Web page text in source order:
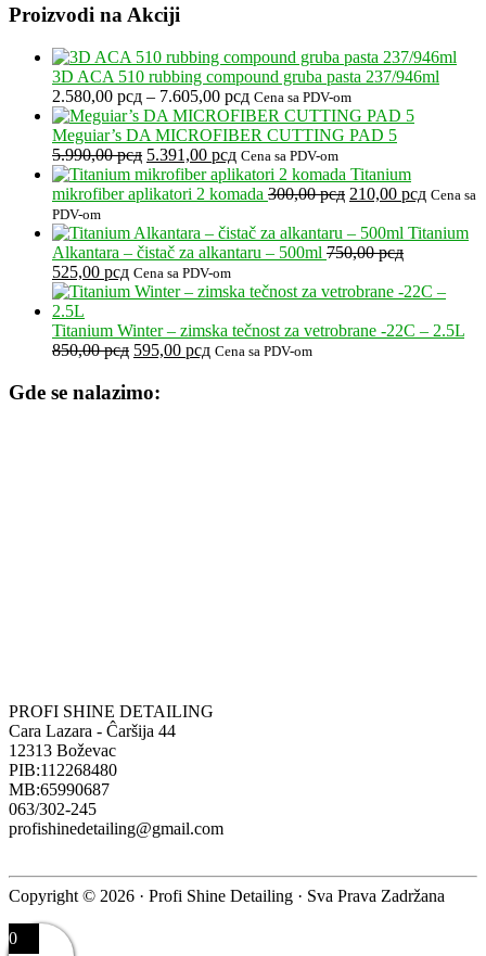
Proizvodi na Akciji
3D ACA 510 rubbing compound gruba pasta 237/946ml
2.580,00 рсд – 7.605,00 рсдRaspon
cena:
od
2.580,00 рсд
do
7.605,00 рсд
Cena sa PDV-om
Meguiar’s DA MICROFIBER CUTTING PAD 5
5.990,00рсд Originalna
cena
je
5.990,00 рсд.
5.391,00 рсдTrenutna
cena
je:
Cena sa PDV-om
Titanium
mikrofiber aplikatori 2 komada 300,00рсд Originalna
je
bila:
210,00 рсдTrenutna
je:
Cena sa
PDV-om
Titanium
Alkantara – čistač za alkantaru – 500ml 750,00рсд
Originalna
cena
je
bila:
750,00 рсд.
525,00 рсдTrenutna
cena
525,00 рсд.
Cena sa PDV-om
Titanium Winter – zimska tečnost za vetrobrane -22C – 2.5L
850,00рсд Originalna
je
595,00 рсдTrenutna
Cena sa PDV-om
Gde se nalazimo:
PROFI SHINE DETAILING
Cara Lazara - Ĉaršija 44
12313 Boževac
PIB:112268480
MB:65990687
063/302-245
profishinedetailing@gmail.com
Copyright © 2026 · Profi Shine Detailing · Sva Prava Zadržana
0